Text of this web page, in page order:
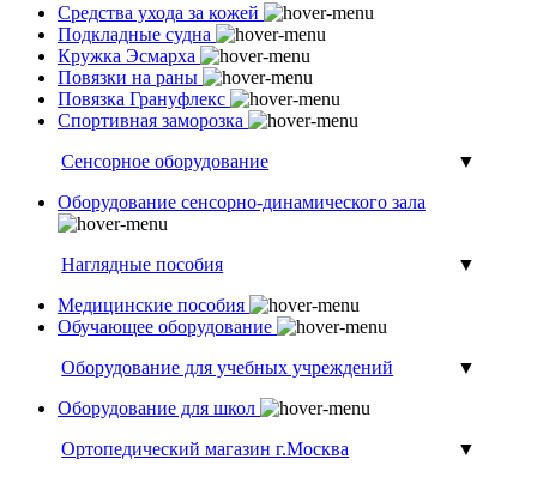
Средства ухода за кожей
Подкладные судна
Кружка Эсмарха
Повязки на раны
Повязка Грануфлекс
Спортивная заморозка
Сенсорное оборудование
▼
Оборудование сенсорно-динамического зала
Наглядные пособия
▼
Медицинские пособия
Обучающее оборудование
Оборудование для учебных учреждений
▼
Оборудование для школ
Ортопедический магазин г.Москва
▼